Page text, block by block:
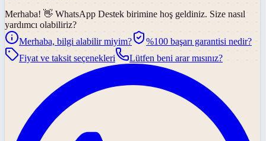
Merhaba! 👋 WhatsApp Destek birimine hoş geldiniz. Size nasıl
yardımcı olabiliriz?
Merhaba, bilgi alabilir miyim?
%100 başarı garantisi nedir?
Fiyat ve taksit seçenekleri
Lütfen beni arar mısınız?